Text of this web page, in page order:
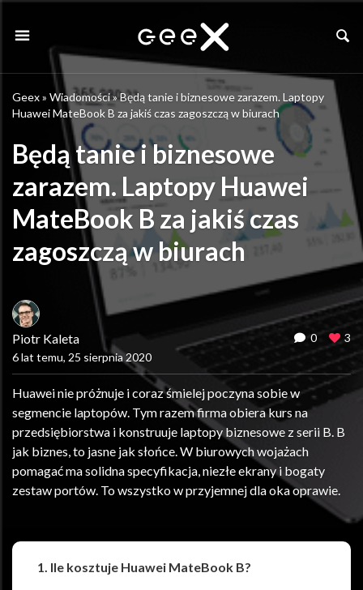
Geex» Wiadomości»Będą tanie i biznesowe zarazem. Laptopy
Huawei MateBook B za jakiś czas zagoszczą w biurach
Będą tanie i biznesowe
zarazem. Laptopy Huawei
MateBook B za jakiś czas
zagoszczą w biurach
Piotr Kaleta
6 lat temu, 25 sierpnia 2020
0 3
Huawei nie próżnuje i coraz śmielej poczyna sobie w
segmencie laptopów. Tym razem firma obiera kurs na
przedsiębiorstwa i konstruuje laptopy biznesowe z serii B. B
jak biznes, to jasne jak słońce. W biurowych wojażach
pomagać ma solidna specyfikacja, niezłe ekrany i bogaty
zestaw portów. To wszystko w przyjemnej dla oka oprawie.
1. Ile kosztuje Huawei MateBook B?